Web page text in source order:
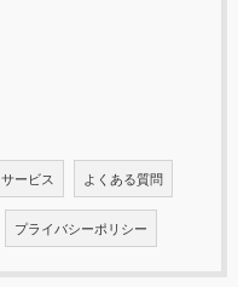
サービス よくある質問
プライバシーポリシー